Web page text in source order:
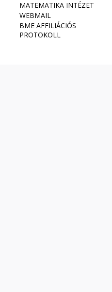
MATEMATIKA INTÉZET
WEBMAIL
BME AFFILIÁCIÓS
PROTOKOLL